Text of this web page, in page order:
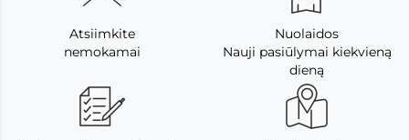
Atsiimkite
nemokamai
Nuolaidos
Nauji pasiūlymai kiekvieną
dieną